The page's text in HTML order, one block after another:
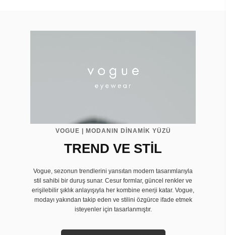
VOGUE | MODANIN DİNAMİK YÜZÜ
TREND VE STİL
Vogue, sezonun trendlerini yansıtan modern tasarımlarıyla
stil sahibi bir duruş sunar. Cesur formlar, güncel renkler ve
erişilebilir şıklık anlayışıyla her kombine enerji katar. Vogue,
modayı yakından takip eden ve stilini özgürce ifade etmek
isteyenler için tasarlanmıştır.